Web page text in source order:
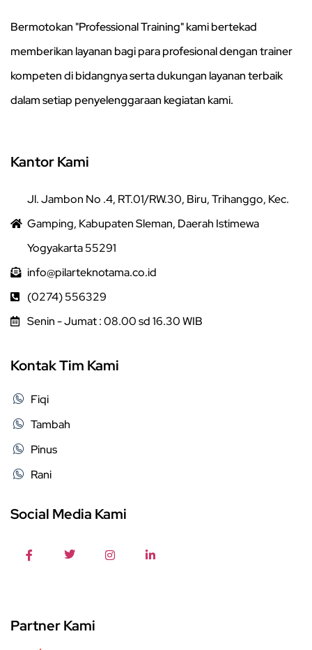
Bermotokan "Professional Training" kami bertekad
memberikan layanan bagi para profesional dengan trainer
kompeten di bidangnya serta dukungan layanan terbaik
dalam setiap penyelenggaraan kegiatan kami.
Kantor Kami
Jl. Jambon No .4, RT.01/RW.30, Biru, Trihanggo, Kec.
Gamping, Kabupaten Sleman, Daerah Istimewa
Yogyakarta 55291
info@pilarteknotama.co.id
(0274) 556329
Senin - Jumat : 08.00 sd 16.30 WIB
Kontak Tim Kami
Fiqi
Tambah
Pinus
Rani
Social Media Kami
Partner Kami